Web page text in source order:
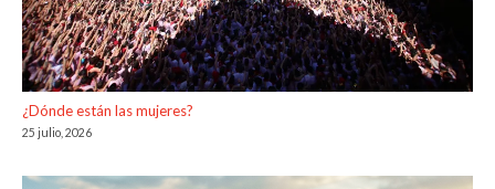
¿Dónde están las mujeres?
25 julio, 2026